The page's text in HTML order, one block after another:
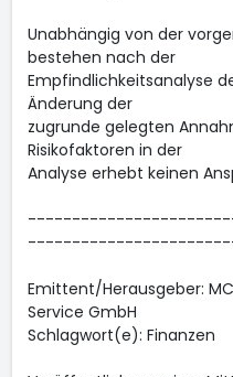
Unabhängig von der
bestehen nach der
Empfindlichkeitsanalyse
Änderung der
zugrunde gelegten
Risikofaktoren in der
Analyse erhebt keinen
Emittent/Herausgeber:
Service GmbH
Schlagwort(e): Finanzen